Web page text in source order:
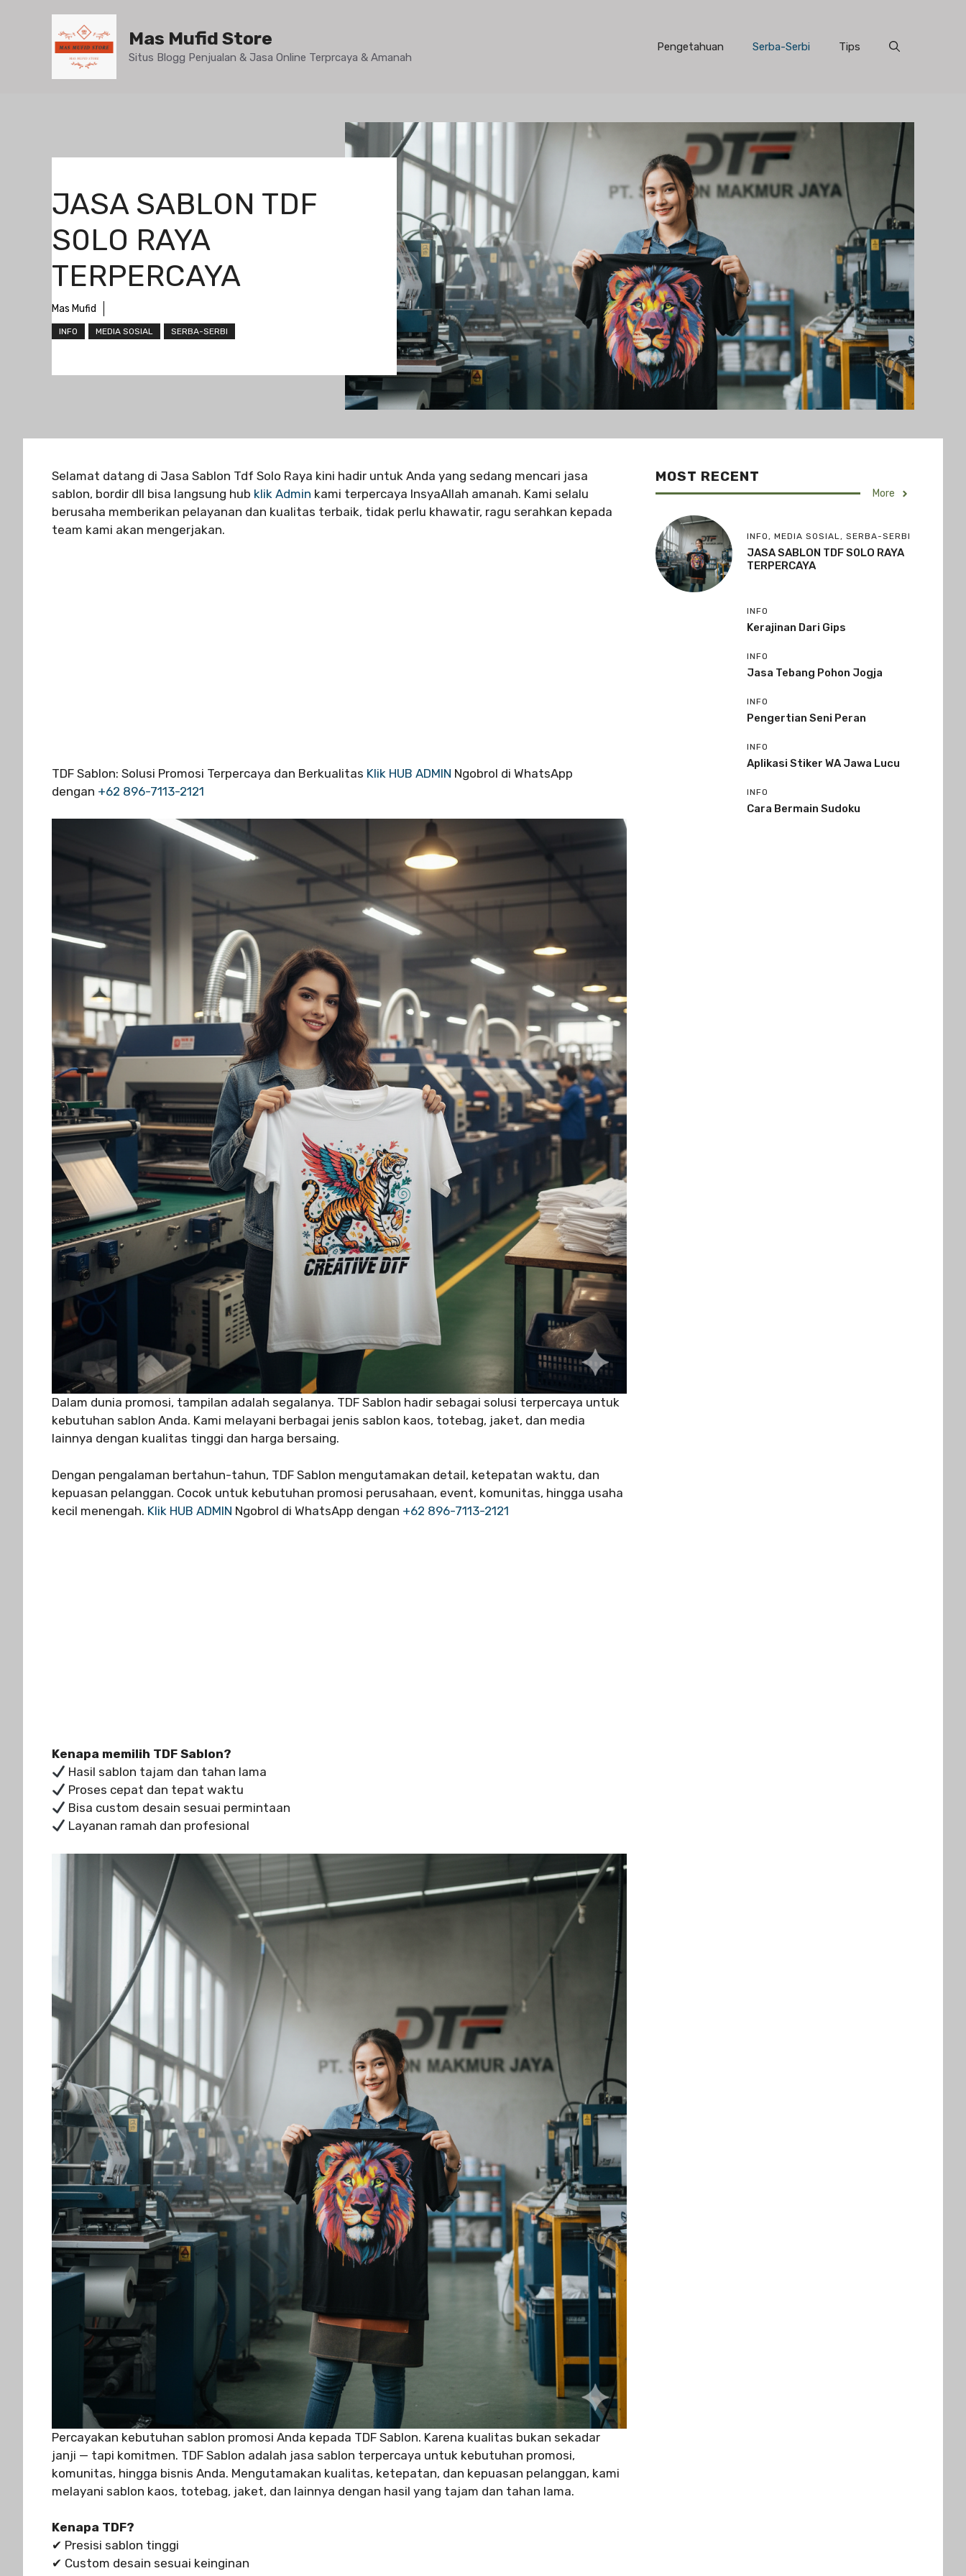
Mas Mufid Store
Situs Blogg Penjualan & Jasa Online Terprcaya & Amanah
Pengetahuan Serba-Serbi Tips
JASA SABLON TDF
S0LO RAYA
TERPERCAYA
Mas Mufid
INFO MEDIA SOSIAL SERBA-SERBI
Selamat datang di Jasa Sablon Tdf Solo Raya kini hadir untuk Anda yang sedang mencari jasa
sablon, bordir dll bisa langsung hub klik Admin kami terpercaya InsyaAllah amanah. Kami selalu
berusaha memberikan pelayanan dan kualitas terbaik, tidak perlu khawatir, ragu serahkan kepada
team kami akan mengerjakan.
TDF Sablon: Solusi Promosi Terpercaya dan Berkualitas Klik HUB ADMIN Ngobrol di WhatsApp
dengan +62 896-7113-2121
Dalam dunia promosi, tampilan adalah segalanya. TDF Sablon hadir sebagai solusi terpercaya untuk
kebutuhan sablon Anda. Kami melayani berbagai jenis sablon kaos, totebag, jaket, dan media
lainnya dengan kualitas tinggi dan harga bersaing.
Dengan pengalaman bertahun-tahun, TDF Sablon mengutamakan detail, ketepatan waktu, dan
kepuasan pelanggan. Cocok untuk kebutuhan promosi perusahaan, event, komunitas, hingga usaha
kecil menengah. Klik HUB ADMIN Ngobrol di WhatsApp dengan +62 896-7113-2121
Kenapa memilih TDF Sablon?
Hasil sablon tajam dan tahan lama
Proses cepat dan tepat waktu
Bisa custom desain sesuai permintaan
Layanan ramah dan profesional
Percayakan kebutuhan sablon promosi Anda kepada TDF Sablon. Karena kualitas bukan sekadar
janji — tapi komitmen. TDF Sablon adalah jasa sablon terpercaya untuk kebutuhan promosi,
komunitas, hingga bisnis Anda. Mengutamakan kualitas, ketepatan, dan kepuasan pelanggan, kami
melayani sablon kaos, totebag, jaket, dan lainnya dengan hasil yang tajam dan tahan lama.
Kenapa TDF?
✔ Presisi sablon tinggi
✔ Custom desain sesuai keinginan
MOST RECENT
More
INFO, MEDIA SOSIAL, SERBA-SERBI
JASA SABLON TDF S0LO RAYA
TERPERCAYA
INFO
Kerajinan Dari Gips
INFO
Jasa Tebang Pohon Jogja
INFO
Pengertian Seni Peran
INFO
Aplikasi Stiker WA Jawa Lucu
INFO
Cara Bermain Sudoku